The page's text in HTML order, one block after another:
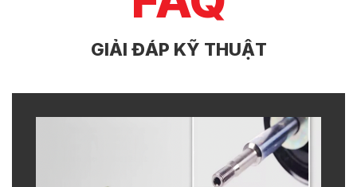
GIẢI ĐÁP KỸ THUẬT